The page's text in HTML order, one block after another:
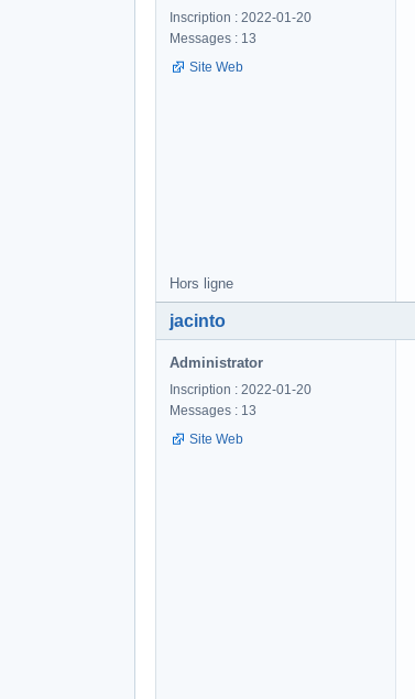
Inscription : 2022-01-20
Messages : 13
Site Web
Hors ligne
jacinto
Administrator
Inscription : 2022-01-20
Messages : 13
Site Web